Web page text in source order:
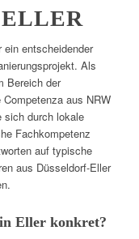
entscheidender
Als
Bereich der
aus NRW
sich durch lokale
Fachkompetenz
auf typische
aus Düsseldorf-Eller
Eller konkret?